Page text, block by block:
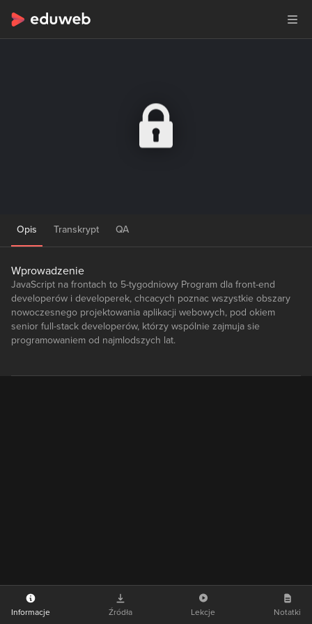
Opis Transkrypt QA
Wprowadzenie
JavaScript na frontach to 5-tygodniowy Program dla front-end
developerów i developerek, chcacych poznac wszystkie obszary
nowoczesnego projektowania aplikacji webowych, pod okiem
senior full-stack developerów, którzy wspólnie zajmuja sie
programowaniem od najmlodszych lat.
Informacje Źródła Lekcje Notatki